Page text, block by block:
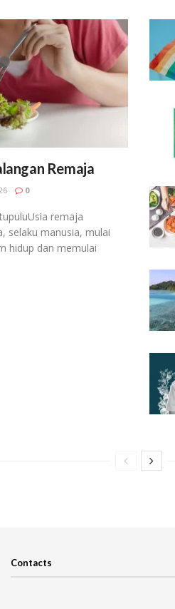
Remaja
0
remaja
selaku manusia, mulai
hidup dan memulai
Contacts